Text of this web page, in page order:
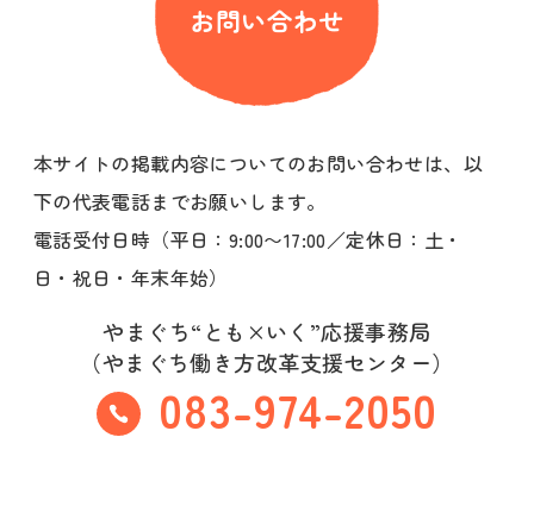
お問い合わせ
本サイトの掲載内容についてのお問い合わせは、以
下の代表電話までお願いします。
電話受付日時（平日：9:00〜17:00／定休日：土・
日・祝日・年末年始）
やまぐち“とも×いく”応援事務局
（やまぐち働き方改革支援センター）
083-974-2050